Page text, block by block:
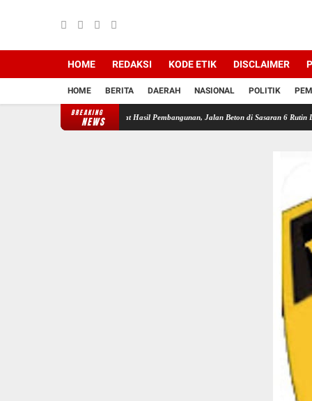
HOME REDAKSI KODE ETIK DISCLAIMER
HOME BERITA DAERAH NASIONAL POLITIK
BREAKING
NEWS
Kabupaten Bekasi Rawat Hasil Pembangunan, Jalan Beton di Sasaran 6 Rutin Disiram